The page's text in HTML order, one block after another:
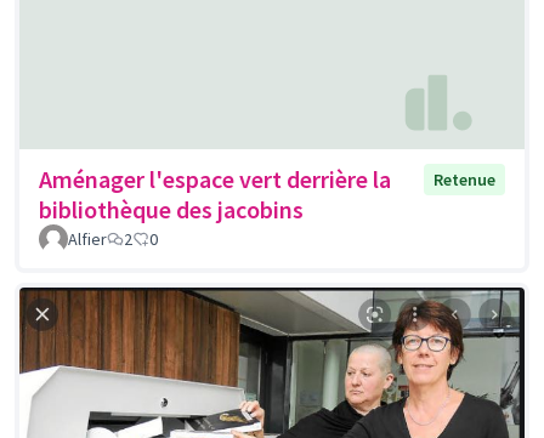
Aménager l'espace vert derrière la
bibliothèque des jacobins
Retenue
Alfier 2 0